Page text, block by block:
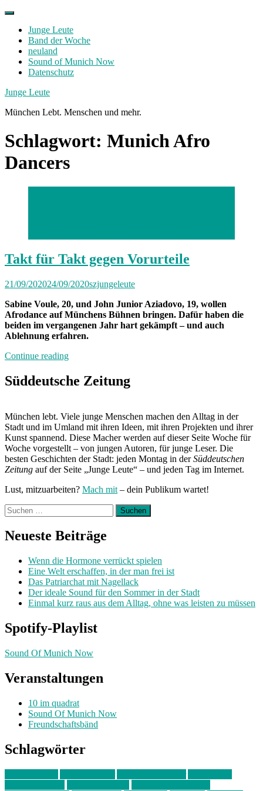
Skip
contentJunge Leute
Band der Woche
neuland
Sound of Munich Now
Datenschutz
Facebook
Twitter
Instagram
Junge Leute
München Lebt. Menschen und mehr.
Schlagwort: Munich Afro
Dancers
Takt für Takt gegen Vorurteile
21/09/202024/09/2020szjungeleute
Sabine Voule, 20, und John Junior Aziadovo, 19, wollen
Afrodance auf Münchens Bühnen bringen. Dafür haben die
beiden im vergangenen Jahr hart gekämpft – und auch
Ablehnung erfahren.
Continue reading„Takt
Takt
gegen
Süddeutsche Zeitung
München lebt. Viele junge Menschen machen den Alltag in der
Stadt und im Umland mit ihren Ideen, mit ihren Projekten und ihrer
Kunst spannend. Diese Macher werden auf dieser Seite Woche für
Woche vorgestellt – von jungen Autoren, für junge Leser. Die
besten Geschichten der Stadt: jeden Montag in derSüddeutschen
Zeitung auf der Seite „Junge Leute“ – und jeden Tag im Internet.
Lust, mitzuarbeiten? Mach mit – dein Publikum wartet!
Suchen
nach:
Neueste Beiträge
Wenn die Hormone verrückt spielen
Eine Welt erschaffen, in der man frei ist
Das Patriarchat mit Nagellack
Der ideale Sound für den Sommer in der Stadt
Einmal kurz raus aus dem Alltag, ohne was leisten zu müssen
Spotify-Playlist
Sound Of Munich Now
Veranstaltungen
10 im quadrat
Sound Of Munich Now
Freundschaftsbänd
Schlagwörter